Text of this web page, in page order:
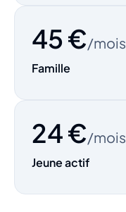
45 €/mois
Famille
24 €/mois
Jeune actif